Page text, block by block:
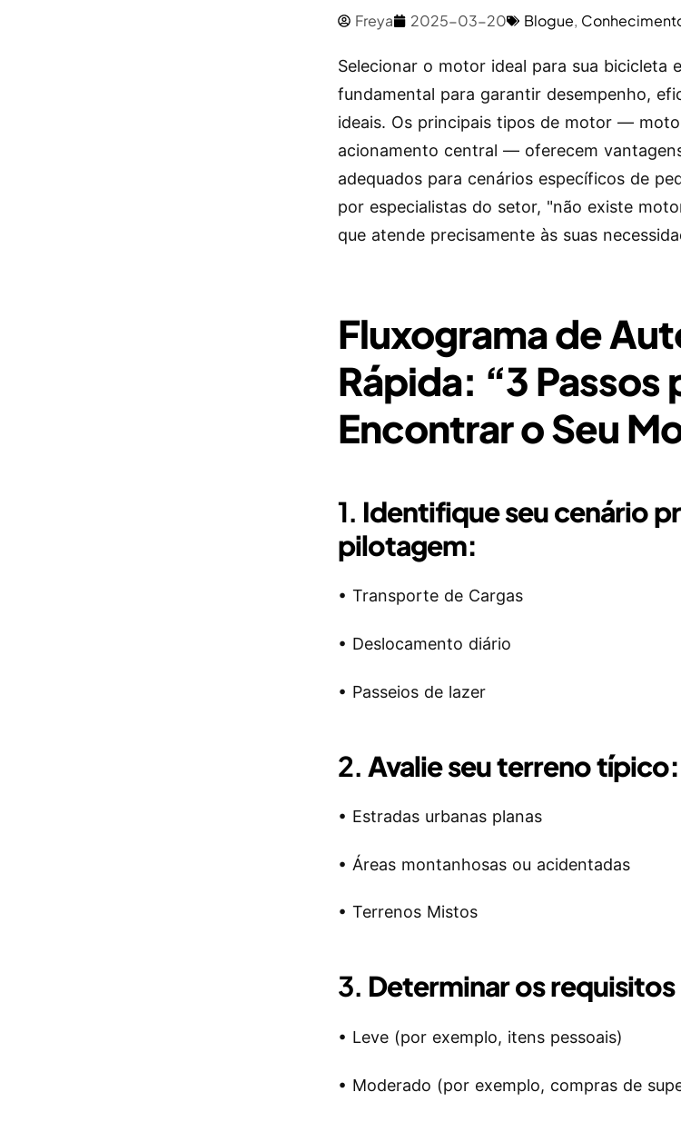
Freya 2025-03-20 Blogue,
Selecionar o motor ideal para sua bicicleta
fundamental para garantir desempenho,
ideais. Os principais tipos de motor —
acionamento central — oferecem
adequados para cenários específicos de
por especialistas do setor, "não existe
que atende precisamente às suas
Fluxograma de
Rápida: “3 Passos
Encontrar o Seu
1. Identifique seu cenário
pilotagem:
• Transporte de Cargas
• Deslocamento diário
• Passeios de lazer
2. Avalie seu terreno típico:
• Estradas urbanas planas
• Áreas montanhosas ou acidentadas
• Terrenos Mistos
3. Determinar os
• Leve (por exemplo, itens pessoais)
• Moderado (por exemplo, compras de